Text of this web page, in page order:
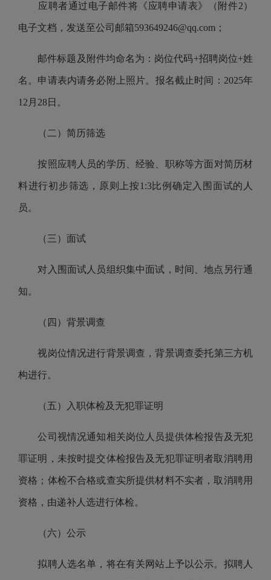
应聘者通过电子邮件将《应聘申请表》 （ 附件2）
电子文档，发送至公司 邮箱593649246@qq.com；
邮件标题及附件均命名为：岗位代码+招聘岗位+姓
名。申请表内请务必附上照片。报名截止时间：2025年
12 月 28日。
（二）简历筛选
按照应聘人员的学历、经验、职称等方面对简历材
料进行初步筛选 ，原则上按1:3比例确定入围面试的人
员 。
（三）面试
对入围面试人员组织集中面试，时间、地点另行通
知。
（四）背景调查
视岗位情况进行背景调查，背景调查委托第三方机
构进行。
（五）入职体检及无犯罪证明
公司 视情况通知相关岗位人员提供体检报告及无犯
罪证明，未按时提交体检报告及无犯罪证明者取消聘用
资格；体检不合格或查实所提供材料不实者，取消聘用
资格，由递补人选进行体检。
（六）公示
拟聘人选名单，将在有关网站上予以公示。拟聘人